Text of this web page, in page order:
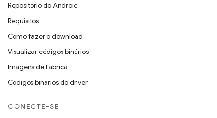
Repositório do Android
Requisitos
Como fazer o download
Visualizar códigos binários
Imagens de fábrica
Códigos binários do driver
CONECTE-SE